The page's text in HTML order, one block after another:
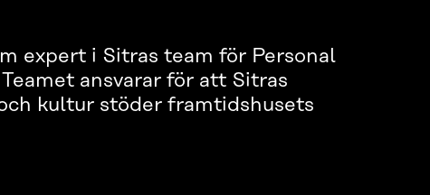
expert i Sitras team för Personal
ansvarar för att Sitras
kultur stöder framtidshusets